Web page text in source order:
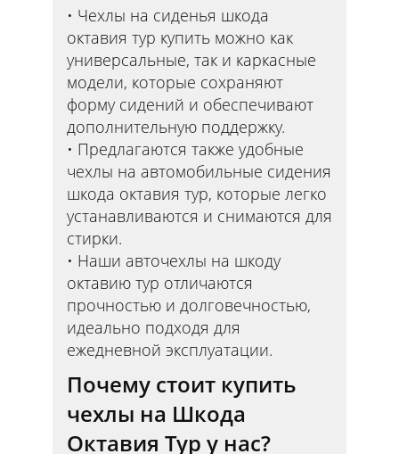
Чехлы на сиденья шкода
октавия тур купить можно как
универсальные, так и каркасные
модели, которые сохраняют
форму сидений и обеспечивают
дополнительную поддержку.
Предлагаются также удобные
чехлы на автомобильные сидения
шкода октавия тур, которые легко
устанавливаются и снимаются для
стирки.
Наши авточехлы на шкоду
октавию тур отличаются
прочностью и долговечностью,
идеально подходя для
ежедневной эксплуатации.
Почему стоит купить
чехлы на Шкода
Октавия Тур у нас?